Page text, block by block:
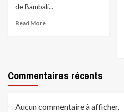
de Bambali...
Read More
Commentaires récents
Aucun commentaire à afficher.